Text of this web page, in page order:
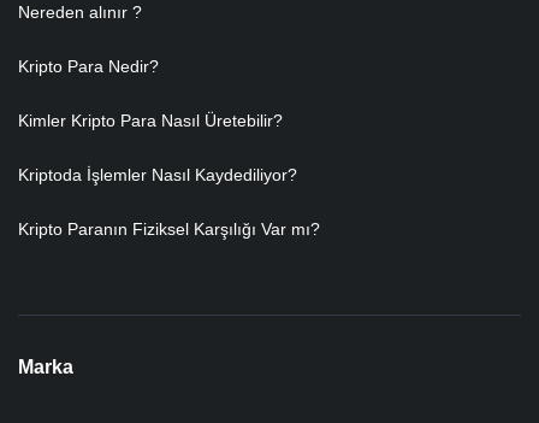
Nereden alınır ?
Kripto Para Nedir?
Kimler Kripto Para Nasıl Üretebilir?
Kriptoda İşlemler Nasıl Kaydediliyor?
Kripto Paranın Fiziksel Karşılığı Var mı?
Marka